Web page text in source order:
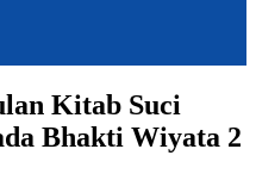
Kitab Suci
Bhakti Wiyata 2